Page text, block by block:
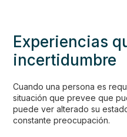
Experiencias
incertidumbre
Cuando una persona es
situación que prevee que
puede ver alterado su
constante preocupación.